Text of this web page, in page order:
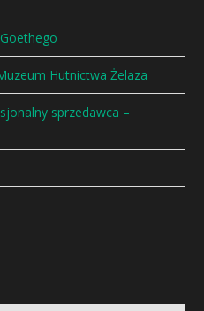
Hutnictwa Żelaza
sprzedawca –